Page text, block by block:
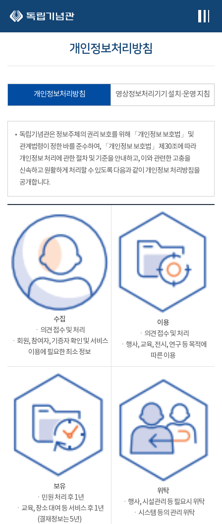
개인정보처리방침
개인정보처리방침 영상정보처리기기 설치·운영 지침
독립기념관은 정보주체의 권리 보호를 위해 「개인정보 보호법」 및
관계법령이 정한 바를 준수하여, 「개인정보 보호법」 제30조에 따라
개인정보 처리에 관한 절차 및 기준을 안내하고, 이와 관련한 고충을
신속하고 원활하게 처리할 수 있도록 다음과 같이 개인정보 처리방침을
공개합니다.
수집
ㆍ의견 접수 및 처리
ㆍ회원, 참여자, 기증자 확인 및 서비스
이용에 필요한 최소 정보
이용
ㆍ의견 접수 및 처리
ㆍ행사, 교육, 전시, 연구 등 목적에
따른 이용
보유
ㆍ민원 처리 후 1년
ㆍ교육, 장소 대여 등 서비스 후 1년
(결재정보는 5년)
위탁
ㆍ행사, 시설관리 등 필요시 위탁
ㆍ시스템 등의 관리 위탁